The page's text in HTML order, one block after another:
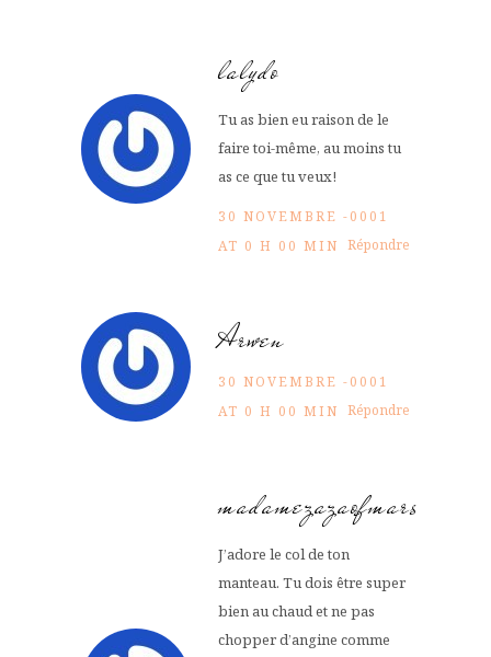
lalydo
Tu as bien eu raison de le
faire toi-même, au moins tu
as ce que tu veux!
30 NOVEMBRE -0001
AT 0 H 00 MIN Répondre
Arwen
30 NOVEMBRE -0001
AT 0 H 00 MIN Répondre
madamezazaofmars
J’adore le col de ton
manteau. Tu dois être super
bien au chaud et ne pas
chopper d’angine comme